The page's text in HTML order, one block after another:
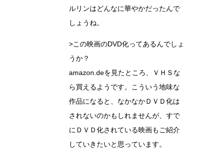
ルリンはどんなに華やかだったんで
しょうね。
>この映画のDVD化ってあるんでしょ
うか？
amazon.deを見たところ、ＶＨＳな
ら買えるようです。こういう地味な
作品になると、なかなかＤＶＤ化は
されないのかもしれませんが、すで
にＤＶＤ化されている映画もご紹介
していきたいと思っています。